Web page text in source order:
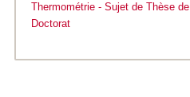
Thermométrie - Sujet de Thèse de
Doctorat